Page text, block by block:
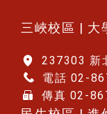
三峽校區 | 大
237303 新
電話 02-
傳真 02-